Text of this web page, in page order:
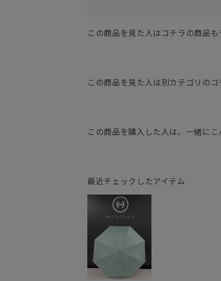
この商品を見た人はコチラの商品
この商品を見た人は別カテゴリの
この商品を購入した人は、一緒に
最近チェックしたアイテム